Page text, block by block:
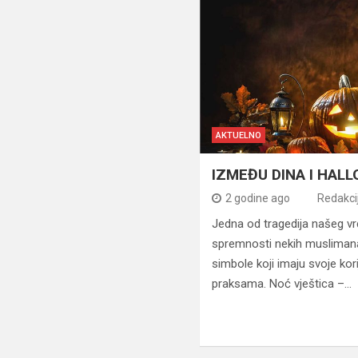
AKTUELNO
IZMEĐU DINA I
2 godine ago
Jedna od tragedija našeg
spremnosti nekih
simbole koji imaju svoje
praksama. Noć vještica –…